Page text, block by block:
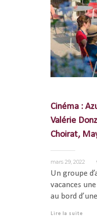
Cinéma :
Valérie
Choirat,
mars 29, 2022
Un groupe
vacances
au bord
Lire la suite